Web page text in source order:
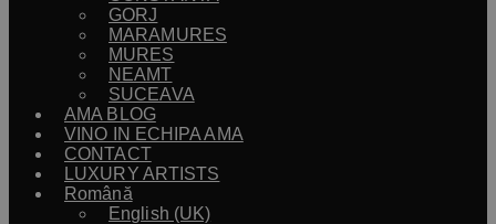
GORJ
MARAMURES
MURES
NEAMT
SUCEAVA
AMA BLOG
VINO IN ECHIPA AMA
CONTACT
LUXURY ARTISTS
Română
English (UK)